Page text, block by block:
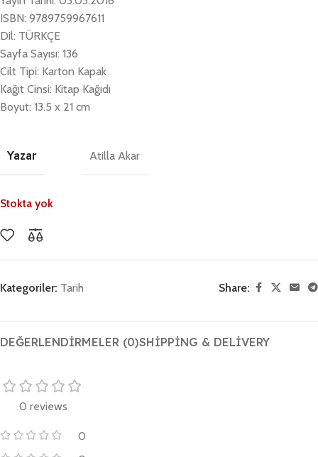
ISBN: 9789759967611
Dil: TÜRKÇE
Sayfa Sayısı: 136
Cilt Tipi: Karton Kapak
Kağıt Cinsi: Kitap Kağıdı
Boyut: 13.5 x 21 cm
Yazar Atilla Akar
Stokta yok
Kategoriler: Tarih Share:
DEĞERLENDIRMELER (0)SHIPPING & DELIVERY
0 reviews
0